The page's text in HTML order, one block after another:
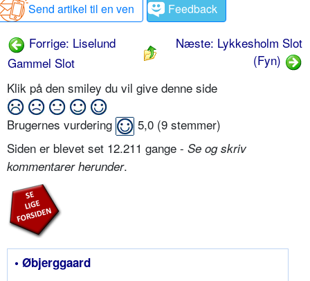
Send artikel til en ven
Feedback
Forrige: Liselund
Gammel Slot
Næste: Lykkesholm Slot
(Fyn)
Klik på den smiley du vil give denne side
Brugernes vurdering 5,0 (9 stemmer)
Siden er blevet set 12.211 gange - Se og skriv
kommentarer herunder.
• Øbjerggaard